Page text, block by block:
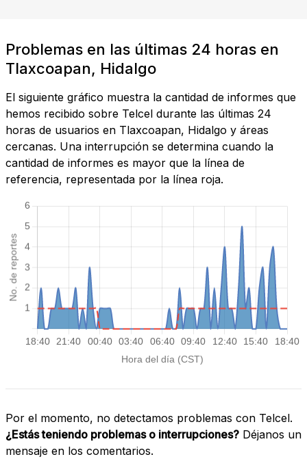
Problemas en las últimas 24 horas en
Tlaxcoapan, Hidalgo
El siguiente gráfico muestra la cantidad de informes que
hemos recibido sobre Telcel durante las últimas 24
horas de usuarios en Tlaxcoapan, Hidalgo y áreas
cercanas. Una interrupción se determina cuando la
cantidad de informes es mayor que la línea de
referencia, representada por la línea roja.
Por el momento, no detectamos problemas con Telcel.
¿Estás teniendo problemas o interrupciones? Déjanos un
mensaje en los comentarios.